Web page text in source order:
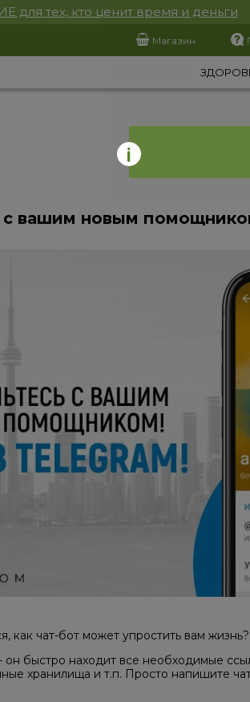
тех, кто ценит время и деньги
Магазин
с вашим новым
как чат-бот может упростить вам жизнь?
он быстро находит все необходимые
хранилища и т.п. Просто напишите